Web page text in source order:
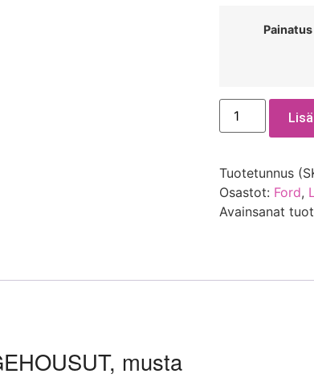
Tuotetunnus
Osastot: Ford,
Avainsanat
musta